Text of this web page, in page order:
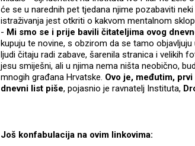
će se u narednih pet tjedana njime pozabaviti
istraživanja jest otkriti o kakvom mentalnom
- Mi smo se i prije bavili čitateljima ovog
kupuju te novine, s obzirom da se tamo objavljuju
ljudi čitaju radi zabave, šarenila stranica i velikih
jesu smiješni, ali u njima nema ništa neobično,
mnogih građana Hrvatske. Ovo je, međutim,
dnevni list piše, pojasnio je ravnatelj Instituta,
Još konfabulacija na ovim linkovima: